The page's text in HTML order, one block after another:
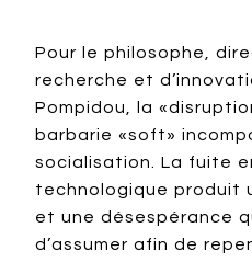
Pour le philosophe,
recherche et
Pompidou, la
barbarie «soft»
socialisation. La fuite
technologique produit
et une désespérance
d’assumer afin de